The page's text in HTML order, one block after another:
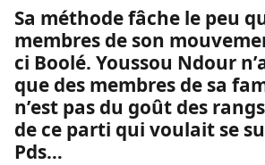
Sa méthode fâche le peu
membres de son
ci Boolé. Youssou Ndour
que des membres de sa
n’est pas du goût des
de ce parti qui voulait se
Pds…